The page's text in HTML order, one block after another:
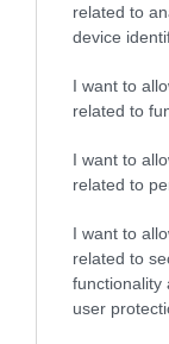
related to
device
I want to
related to
I want to
related to
I want to
related to
functionality
user
facendo di tutto
CONVIDIDI 0
LA